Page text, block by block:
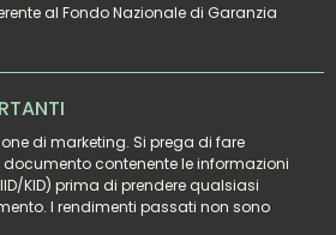
al Fondo Nazionale di Garanzia
di marketing. Si prega di fare
documento contenente le informazioni
KID) prima di prendere qualsiasi
I rendimenti passati non sono